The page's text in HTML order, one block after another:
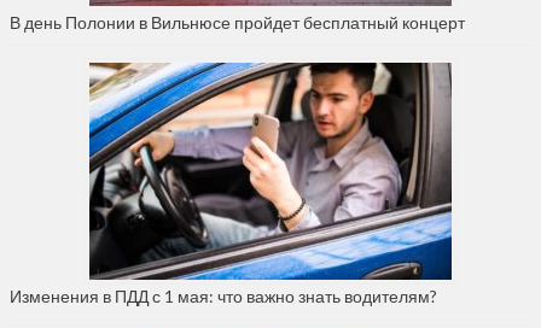
В день Полонии в Вильнюсе пройдет бесплатный концерт
Изменения в ПДД с 1 мая: что важно знать водителям?